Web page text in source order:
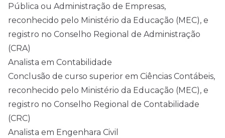
Pública ou Administração de Empresas,
reconhecido pelo Ministério da Educação (MEC), e
registro no Conselho Regional de Administração
(CRA)
Analista em Contabilidade
Conclusão de curso superior em Ciências Contábeis,
reconhecido pelo Ministério da Educação (MEC), e
registro no Conselho Regional de Contabilidade
(CRC)
Analista em Engenhara Civil